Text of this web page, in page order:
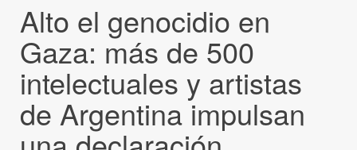
Alto el genocidio en
Gaza: más de 500
intelectuales y artistas
de Argentina impulsan